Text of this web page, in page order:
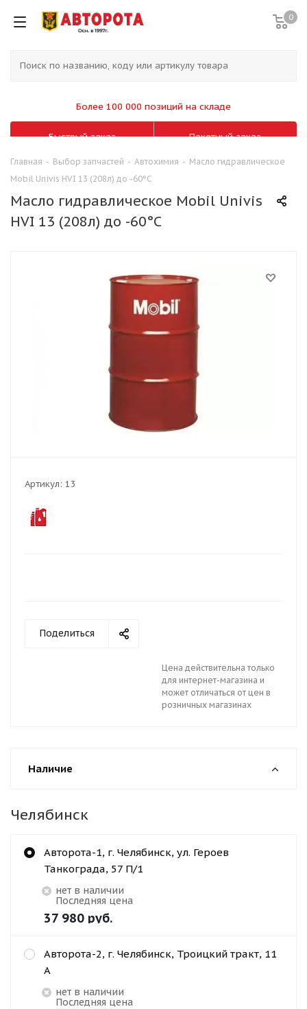
0
Более 100 000 позиций на складе
Быстрый заказ Пакетный заказ
Главная - Выбор запчастей - Автохимия - Масло гидравлическое
Mobil Univis HVI 13 (208л) до -60°С
Масло гидравлическое Mobil Univis
HVI 13 (208л) до -60°С
Артикул: 13
Поделиться
Цена действительна только
для интернет-магазина и
может отличаться от цен в
розничных магазинах
Наличие
Челябинск
Авторота-1, г. Челябинск, ул. Героев
Танкограда, 57 П/1
Нет в наличии
Последняя цена
37 980 руб.
Авторота-2, г. Челябинск, Троицкий тракт, 11
А
Нет в наличии
Последняя цена